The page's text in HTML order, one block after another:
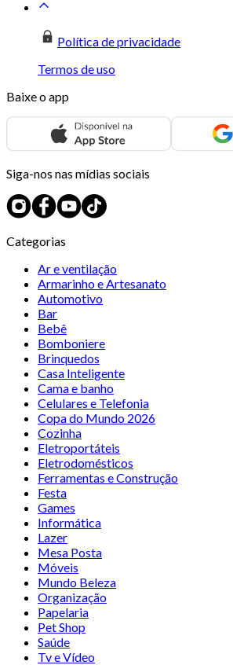
Política de privacidade
Termos de uso
Baixe o app
Siga-nos nas mídias sociais
Categorias
Ar e ventilação
Armarinho e Artesanato
Automotivo
Bar
Bebê
Bomboniere
Brinquedos
Casa Inteligente
Cama e banho
Celulares e Telefonia
Copa do Mundo 2026
Cozinha
Eletroportáteis
Eletrodomésticos
Ferramentas e Construção
Festa
Games
Informática
Lazer
Mesa Posta
Móveis
Mundo Beleza
Organização
Papelaria
Pet Shop
Saúde
Tv e Vídeo